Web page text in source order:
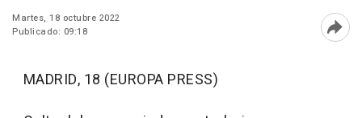
Martes, 18 octubre 2022
Publicado: 09:18
MADRID, 18 (EUROPA PRESS)